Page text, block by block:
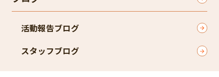
活動報告ブログ
スタッフブログ